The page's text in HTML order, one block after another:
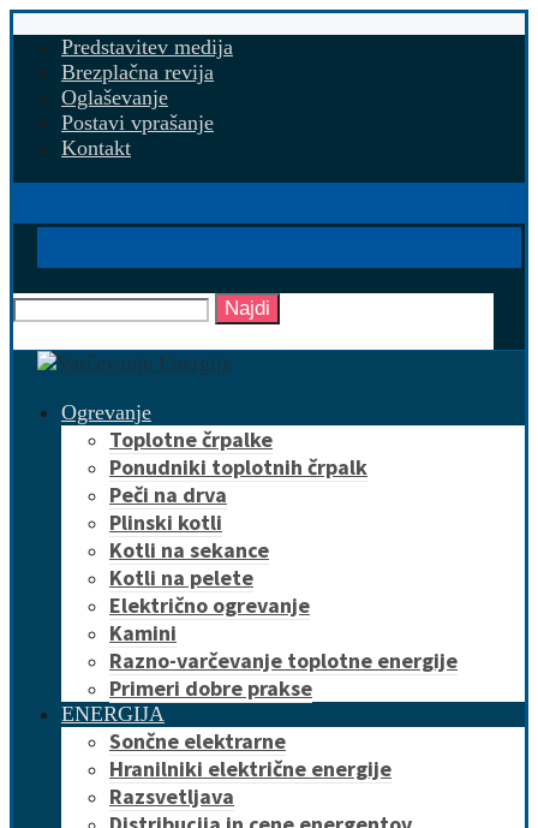
Predstavitev medija
Brezplačna revija
Oglaševanje
Postavi vprašanje
Kontakt
Najdi
Ogrevanje
Toplotne črpalke
Ponudniki toplotnih črpalk
Peči na drva
Plinski kotli
Kotli na sekance
Kotli na pelete
Električno ogrevanje
Kamini
Razno-varčevanje toplotne energije
Primeri dobre prakse
ENERGIJA
Sončne elektrarne
Hranilniki električne energije
Razsvetljava